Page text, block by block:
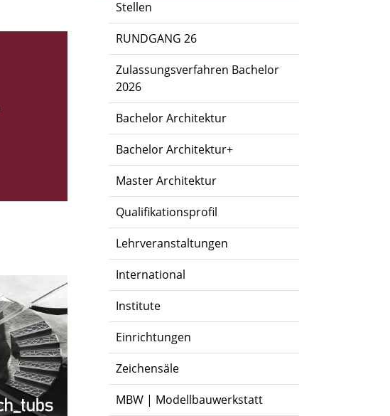
Stellen
RUNDGANG 26
Zulassungsverfahren Bachelor
2026
Bachelor Architektur
Bachelor Architektur+
Master Architektur
Qualifikationsprofil
Lehrveranstaltungen
International
Institute
Einrichtungen
Zeichensäle
MBW | Modellbauwerkstatt